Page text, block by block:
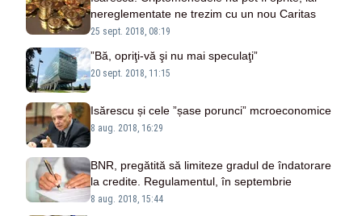
nereglementate ne trezim cu un nou Caritas
25 sept. 2018, 08:19
”Bă, opriţi-vă şi nu mai speculaţi”
20 sept. 2018, 11:15
Isărescu și cele ”șase porunci” mcroeconomice
8 aug. 2018, 16:29
BNR, pregătită să limiteze gradul de îndatorare
la credite. Regulamentul, în septembrie
8 aug. 2018, 15:44